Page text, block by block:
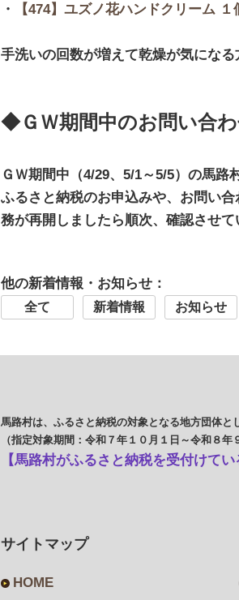
・ 【474】ユズノ花ハンドクリーム
手洗いの回数が増えて乾燥が気にな
◆ＧＷ期間中のお問い合
ＧＷ期間中（4/29、5/1～5/5）の馬路
ふるさと納税のお申込みや、お問い
務が再開しましたら順次、確認させ
他の新着情報・お知らせ：
全て 新着情報 お知らせ
馬路村は、ふるさと納税の対象となる地方団体と
（指定対象期間：令和７年１０月１日～令和８年
【馬路村がふるさと納税を受付けて
サイトマップ
HOME